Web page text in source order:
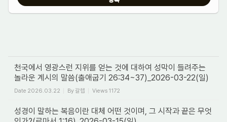
천국에서 영광스런 지위를 얻는 것에 대하여 성막이 들려주는
놀라운 계시의 말씀(출애굽기 26:34~37)_2026-03-22(일)
Date 2026.03.22 By갈렙 Views 1172
성경이 말하는 복음이란 대체 어떤 것이며, 그 시작과 끝은 무엇